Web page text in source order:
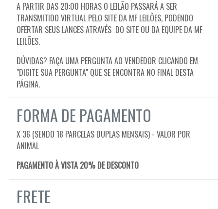
A PARTIR DAS 20:00 HORAS O LEILÃO PASSARÁ A SER
TRANSMITIDO VIRTUAL PELO SITE DA MF LEILÕES, PODENDO
OFERTAR SEUS LANCES ATRAVÉS DO SITE OU DA EQUIPE DA MF
LEILÕES.
DÚVIDAS? FAÇA UMA PERGUNTA AO VENDEDOR CLICANDO EM
"DIGITE SUA PERGUNTA" QUE SE ENCONTRA NO FINAL DESTA
PÁGINA.
FORMA DE PAGAMENTO
X 36 (SENDO 18 PARCELAS DUPLAS MENSAIS) - VALOR POR
ANIMAL
PAGAMENTO À VISTA 20% DE DESCONTO
FRETE